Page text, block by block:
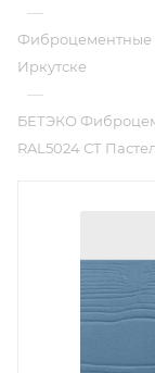
—
Фиброцементные
Иркутске
—
БЕТЭКО
RAL5024 СТ